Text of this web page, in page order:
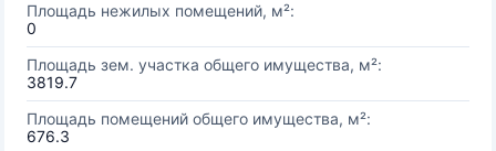
Площадь нежилых помещений, м²:
0
Площадь зем. участка общего имущества, м²:
3819.7
Площадь помещений общего имущества, м²:
676.3